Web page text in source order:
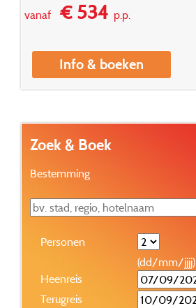
vanaf€ 534p.p.
Info & boeken
Zoek & Boek
Bestemming
Personen
(dd/mm/jjjj)
Heenreis
Terugreis